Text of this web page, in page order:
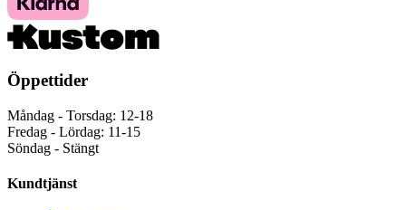
Öppettider
Måndag - Torsdag: 12-18
Fredag - Lördag: 11-15
Söndag - Stängt
Kundtjänst